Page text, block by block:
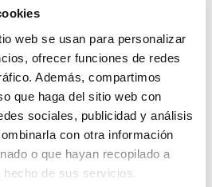
web se usan para personalizar
ofrecer funciones de redes
Además, compartimos
que haga del sitio web con
sociales, publicidad y análisis
con otra información
o que hayan recopilado a
de sus servicios.
plataforma ciudadana
de personas han
organizada